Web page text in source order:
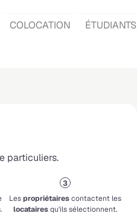
COLOCATION ÉTUDIANTS
particuliers.
Lespropriétairescontactent les
locatairesqu'ils sélectionnent.